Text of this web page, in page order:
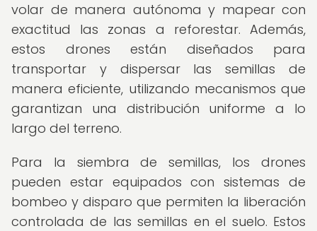
volar de manera autónoma y mapear con
exactitud las zonas a reforestar. Además,
estos drones están diseñados para
transportar y dispersar las semillas de
manera eficiente, utilizando mecanismos que
garantizan una distribución uniforme a lo
largo del terreno.
Para la siembra de semillas, los drones
pueden estar equipados con sistemas de
bombeo y disparo que permiten la liberación
controlada de las semillas en el suelo. Estos